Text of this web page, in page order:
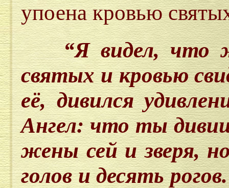
упоена кровью
“Я видел, что
святых и кровью
её, дивился
Ангел: что ты
жены сей и зверя,
голов и десять